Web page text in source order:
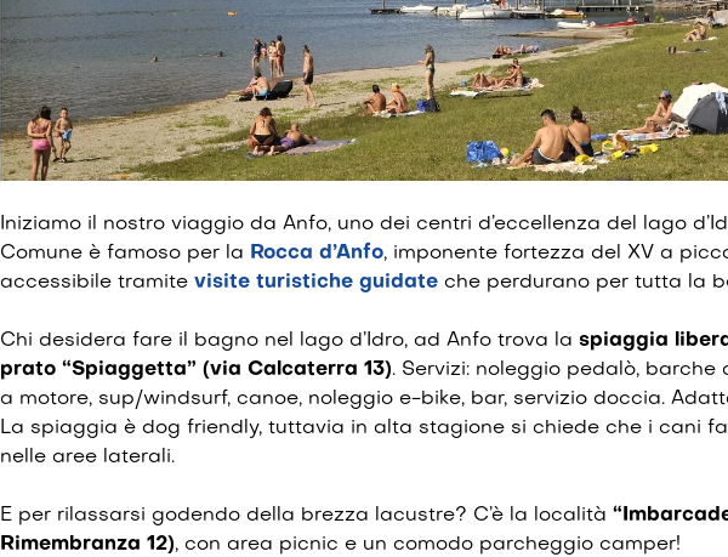
Iniziamo il nostro viaggio da Anfo, uno dei centri d’eccellenza del lago
Comune è famoso per la Rocca d’Anfo, imponente fortezza del XV a
accessibile tramite visite turistiche guidate che perdurano per tutta la
Chi desidera fare il bagno nel lago d’Idro, ad Anfo trova la spiaggia
prato “Spiaggetta” (via Calcaterra 13). Servizi: noleggio pedalò, barche
a motore, sup/windsurf, canoe, noleggio e-bike, bar, servizio doccia.
La spiaggia è dog friendly, tuttavia in alta stagione si chiede che i cani
nelle aree laterali.
E per rilassarsi godendo della brezza lacustre? C’è la località
Rimembranza 12), con area picnic e un comodo parcheggio camper!